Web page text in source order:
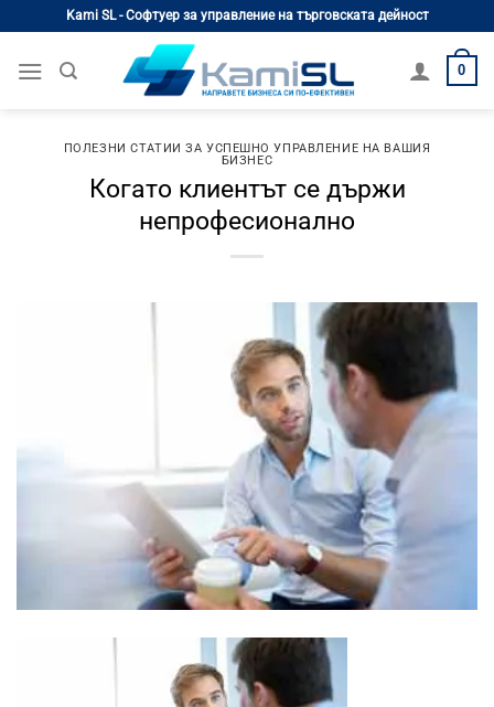
content
Kami SL - Софтуер за управление на търговската дейност
0
ПОЛЕЗНИ СТАТИИ ЗА УСПЕШНО УПРАВЛЕНИЕ НА ВАШИЯ
БИЗНЕС
Когато клиентът се държи
непрофесионално